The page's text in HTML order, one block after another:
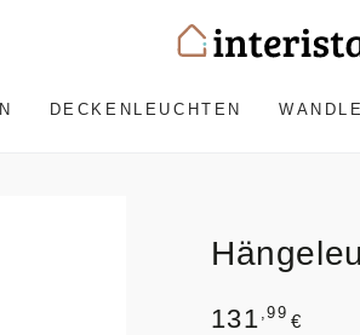
DECKENLEUCHTEN
Regulärer
131 ,99 €